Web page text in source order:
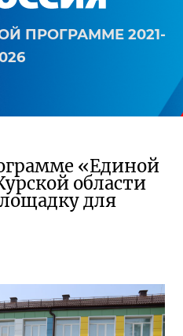
ПРОГРАММЕ 2021-
«Единой
области
для